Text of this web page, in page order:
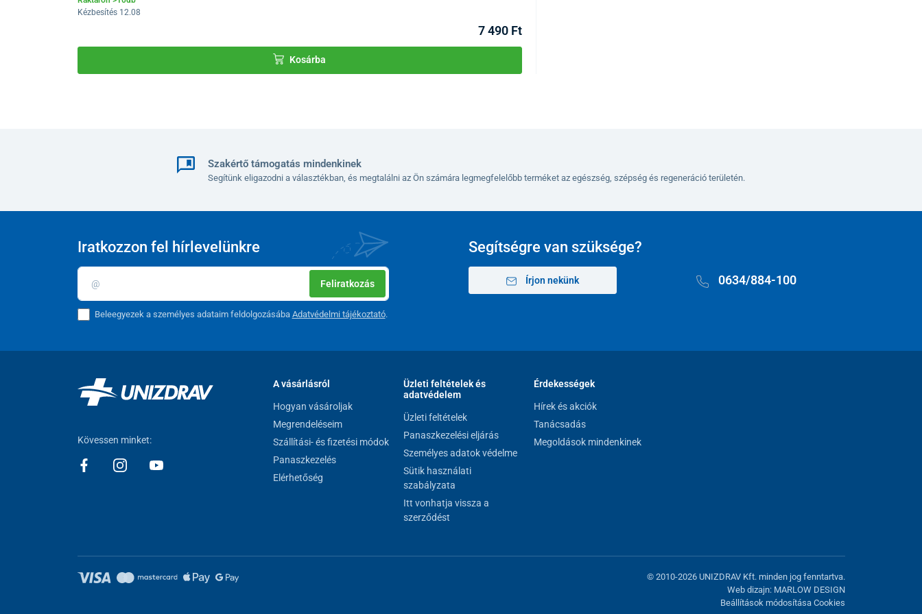
Teljes hosszúság lábtartóval
Teljes hosszúság lábtartó nélkül 85 cm
Teljes magasság 94 cm
Háttámla magassága
20 x 3 cm
Hátsó kerekek átmérője 60 cm
Terhelhetőség
Kézbesítés 12.08
7 490 Ft
Kosárba
Szakértő támogatás mindenkinek
Segítünk eligazodni a választékban, és megtalálni az Ön számára legmegfelelőbb terméket az egészség, szépség és regeneráció területén.
Segítségre van szüksége?
Írjon nekünk 0634/884-100
Iratkozzon fel hírlevelünkre
Feliratkozás
Beleegyezek a személyes adataim feldolgozásába Adatvédelmi tájékoztató.
Kövessen minket:
A vásárlásról
Hogyan vásároljak
Megrendeléseim
Szállítási- és fizetési módok
Panaszkezelés
Elérhetőség
Üzleti feltételek és
adatvédelem
Üzleti feltételek
Panaszkezelési eljárás
Személyes adatok védelme
Sütik használati
szabályzata
Itt vonhatja vissza a
szerződést
Érdekességek
Hírek és akciók
Tanácsadás
Megoldások mindenkinek
© 2010-2026 UNIZDRAV Kft. minden jog fenntartva.
Web dizajn: MARLOW DESIGN
Beállítások módosítása Cookies